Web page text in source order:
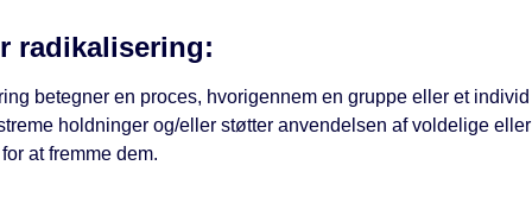
radikalisering:
betegner en proces, hvorigennem en gruppe eller et
holdninger og/eller støtter anvendelsen af voldelige
at fremme dem.